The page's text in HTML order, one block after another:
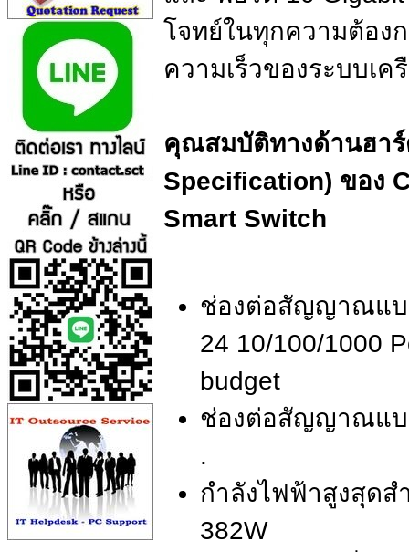
โจทย์ในทุกความต้อง
ความเร็วของระบบเค
คุณสมบัติทางด้านฮาร์
Specification) ของ
Smart Switch
ช่องต่อสัญญาณแบ
24 10/100/1000
budget
ช่องต่อสัญญาณแบ
.
กำลังไฟฟ้าสูงสุดส
382W